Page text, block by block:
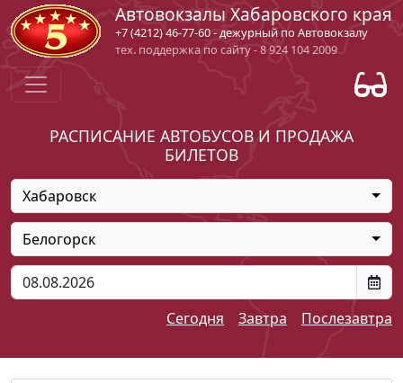
Автовокзалы Хабаровского края
+7 (4212) 46-77-60 - дежурный по Автовокзалу
тех. поддержка по сайту - 8 924 104 2009
РАСПИСАНИЕ АВТОБУСОВ И ПРОДАЖА
БИЛЕТОВ
Хабаровск
Белогорск
Сегодня Завтра Послезавтра